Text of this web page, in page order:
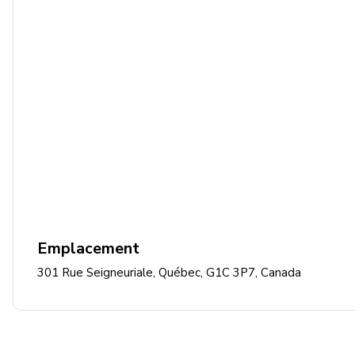
Emplacement
301 Rue Seigneuriale, Québec, G1C 3P7, Canada